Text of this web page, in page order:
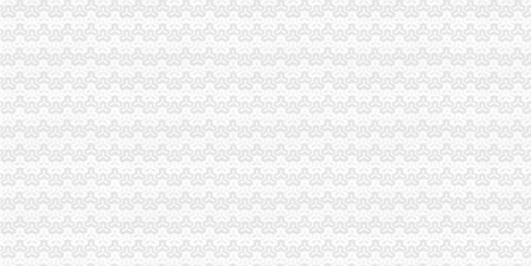
重庆市渝中区马家堡小学校歌—在线播放—优酷网,高清在线观看
重庆市渝中区马家堡小学评分-我要搜学网
2017年重庆二级建造师考试地点重庆市渝中区马家堡小学在哪？_二级
重庆市渝中区马家堡小学附近住宿
重庆市渝中区马家堡安利专卖店地址重庆市马家堡哪有卖安利产【今日
渝中区马家堡小学应急避难场所到马家堡怎么走？-住哪网
求助,在渝中区马家堡办过准生证MM帮忙说哈有些啥要求。-孕期闲聊
重庆市渝中区马家堡副食经营部饮料批发部
渝中区马家堡小学二年级三班二单元复习资料(一)_老师_新浪博客
[转载]渝中区马家堡小学二年级三班二单元复习资料(三)_萱萱_新浪